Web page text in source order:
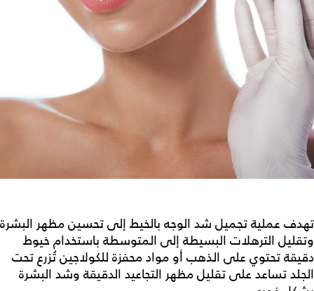
تهدف عملية تجميل شد الوجه بالخيط إلى تحسين مظهر البشرة
وتقليل الترهلات البسيطة إلى المتوسطة باستخدام خيوط
دقيقة تحتوي على الذهب أو مواد محفزة للكولاجين تُزرع تحت
الجلد تساعد على تقليل مظهر التجاعيد الدقيقة وشد البشرة